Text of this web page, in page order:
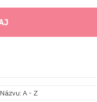
Názvu: A - Z